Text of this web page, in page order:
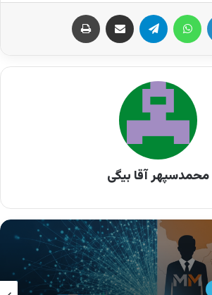
را خوب نمی‌شناسی پیشنهاد
سقف و کف‌ها برایت روشن شود.
+ مثال چارتی
می‌دهد کهروند قیمت
نباشند.
می‌سازد
می‌سازد
محمدسپهر آقا بیگی